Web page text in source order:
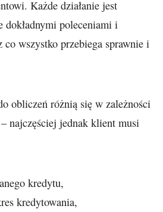
Każde działanie jest
dokładnymi poleceniami i
wszystko przebiega sprawnie i
obliczeń różnią się w zależności
najczęściej jednak klient musi
kredytu,
kredytowania,